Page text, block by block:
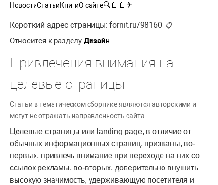
НовостиСтатьиКнигиО сайте🔍 📄 📄 ✈
Короткий адрес страницы: fornit.ru/98160 📋
Относится к разделу Дизайн
Привлечения внимания на
целевые страницы
Статьи в тематическом сборнике являются авторскими и
могут не отражать направленность сайта.
Целевые страницы или landing page, в отличие от
обычных информационных страниц, призваны, во-
первых, привлечь внимание при переходе на них со
ссылок рекламы, во-вторых, доверительно внушить
высокую значимость, удерживающую посетителя и